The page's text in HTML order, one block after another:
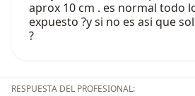
aprox 10 cm . es normal todo
expuesto ?y si no es asi que
?
RESPUESTA DEL PROFESIONAL: